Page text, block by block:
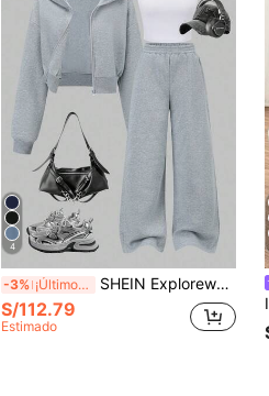
4
-3% ¡Últimos 3 días SHEIN Explorewe Conjunto de 3 piezas para mujer: camiseta sin mangas minimalista, sudadera con cremallera corta y pantalones de pierna ancha, adecuado para uso diario. Conjunto casual monocromático de mujer en color gris con sudadera corta y pantalones deportivos.
S/112.79
Estimado